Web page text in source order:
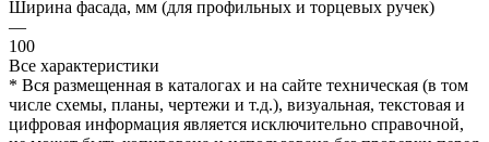
Ширина фасада, мм (для профильных и торцевых ручек)
—
100
Все характеристики
* Вся размещенная в каталогах и на сайте техническая (в том
числе схемы, планы, чертежи и т.д.), визуальная, текстовая и
цифровая информация является исключительно справочной,